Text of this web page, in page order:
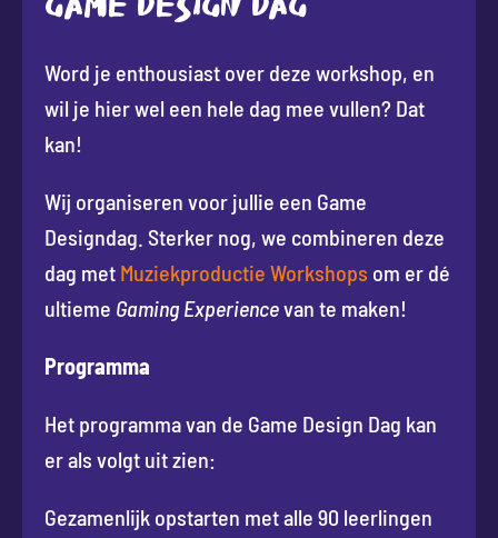
GAME DESIGN DAG
Word je enthousiast over deze workshop, en
wil je hier wel een hele dag mee vullen? Dat
kan!
Wij organiseren voor jullie een Game
Designdag. Sterker nog, we combineren deze
dag met Muziekproductie Workshops om er dé
ultieme Gaming Experiencevan te maken!
Programma
Het programma van de Game Design Dag kan
er als volgt uit zien:
Gezamenlijk opstarten met alle 90 leerlingen